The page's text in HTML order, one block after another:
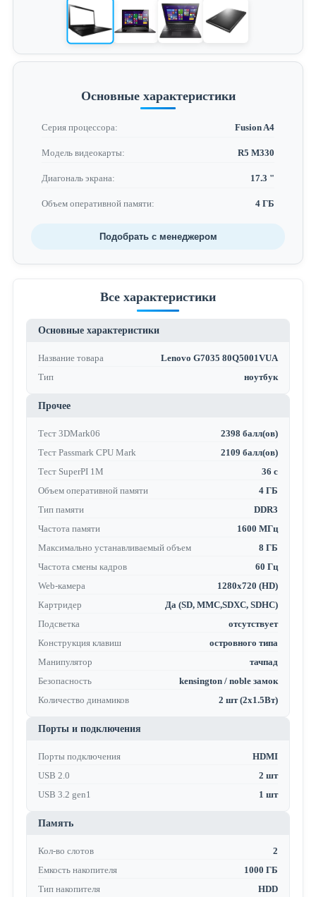
Основные характеристики
Серия процессора: Fusion A4
Модель видеокарты: R5 M330
Диагональ экрана: 17.3 "
Объем оперативной памяти: 4 ГБ
Подобрать с менеджером
Все характеристики
Основные характеристики
Название товара
Lenovo G7035 80Q5001VUA
Тип
ноутбук
Прочее
Тест 3DMark06
2398 балл(ов)
Тест Passmark CPU Mark
2109 балл(ов)
Тест SuperPI 1M
36 с
Объем оперативной памяти
4 ГБ
Тип памяти
DDR3
Частота памяти
1600 МГц
Максимально устанавливаемый объем
8 ГБ
Частота смены кадров
60 Гц
Web-камера
1280x720 (HD)
Картридер
Да (SD, MMC,SDXC, SDHC)
Подсветка
отсутствует
Конструкция клавиш
островного типа
Манипулятор
тачпад
Безопасность
kensington / noble замок
Количество динамиков
2 шт (2x1.5Вт)
Порты и подключения
Порты подключения
HDMI
USB 2.0
2 шт
USB 3.2 gen1
1 шт
Память
Кол-во слотов
2
Емкость накопителя
1000 ГБ
Тип накопителя
HDD